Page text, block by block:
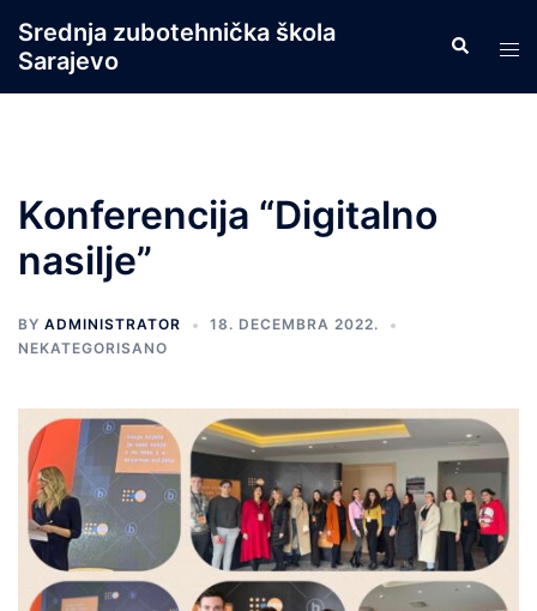
content
Srednja zubotehnička škola
Sarajevo
Search
Konferencija “Digitalno
nasilje”
BY ADMINISTRATOR
18. DECEMBRA 2022.
NEKATEGORISANO